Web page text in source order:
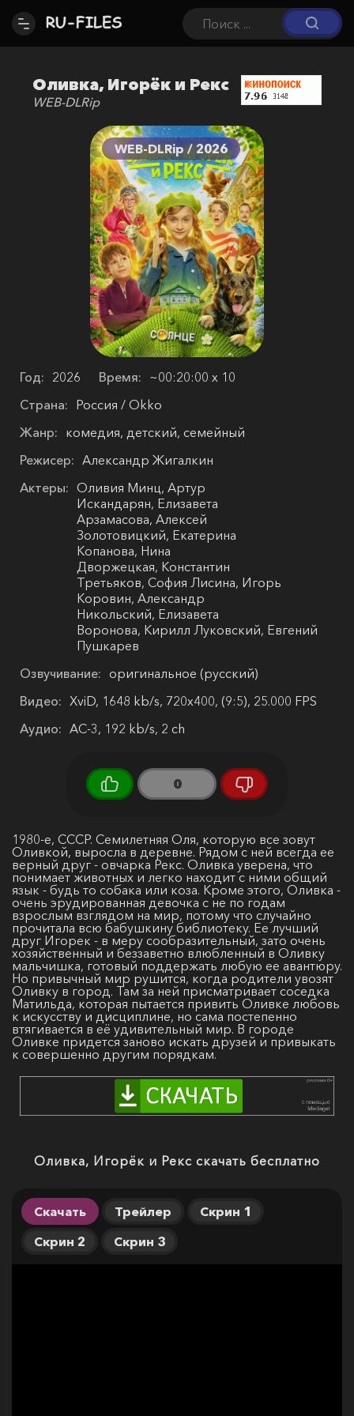
Оливка, Игорёк и Рекс
WEB-DLRip
WEB-DLRip / 2026
Год: 2026 Время: ~00:20:00 х 10
Страна: Россия / Okko
Жанр: комедия, детский, семейный
Режисер: Александр Жигалкин
Актеры: Оливия Минц, Артур
Искандарян, Елизавета
Арзамасова, Алексей
Золотовицкий, Екатерина
Копанова, Нина
Дворжецкая, Константин
Третьяков, София Лисина, Игорь
Коровин, Александр
Никольский, Елизавета
Воронова, Кирилл Луковский, Евгений
Пушкарев
Озвучивание: оригинальное (русский)
Видео: XviD, 1648 kb/s, 720x400, (9:5), 25.000 FPS
Аудио: AC-3, 192 kb/s, 2 ch
0
1980-е, СССР. Семилетняя Оля, которую все зовут
Оливкой, выросла в деревне. Рядом с ней всегда ее
верный друг - овчарка Рекс. Оливка уверена, что
понимает животных и легко находит с ними общий
язык - будь то собака или коза. Кроме этого, Оливка -
очень эрудированная девочка с не по годам
взрослым взглядом на мир, потому что случайно
прочитала всю бабушкину библиотеку. Ее лучший
друг Игорек - в меру сообразительный, зато очень
хозяйственный и беззаветно влюбленный в Оливку
мальчишка, готовый поддержать любую ее авантюру.
Но привычный мир рушится, когда родители увозят
Оливку в город. Там за ней присматривает соседка
Матильда, которая пытается привить Оливке любовь
к искусству и дисциплине, но сама постепенно
втягивается в её удивительный мир. В городе
Оливке придется заново искать друзей и привыкать
к совершенно другим порядкам.
Оливка, Игорёк и Рекс скачать бесплатно
Скачать Трейлер
Скрин 1
Скрин 2
Скрин 3